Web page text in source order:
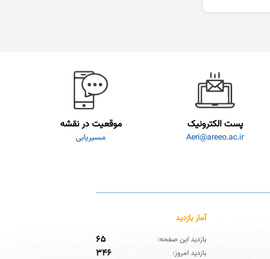
پست الکترونیک
Aeri@areeo.ac.ir
موقعیت در نقشه
مسیریابی
آمار بازدید
بازدید این صفحه: ۶۵
بازدید امروز: ۳۴۶